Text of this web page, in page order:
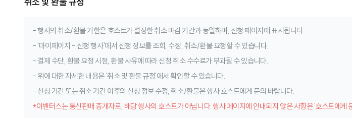
- 행사의 취소/환불 기한은 호스트가 설정한 취소 마감 기간과 동일하며, 신청 페이지에 표시됩니다.
- '마이페이지 - 신청 행사'에서 신청 정보를 조회, 수정, 취소/환불 요청할 수 있습니다.
- 결제 수단, 환불 요청 시점, 환불 사유에 따라 신청 취소 수수료가 부과될 수 있습니다.
- 위에 대한 자세한 내용은 '취소 및 환불 규정'에서 확인할 수 있습니다.
- 신청 기간 또는 취소 기간 이후의 신청 정보 수정, 취소/환불은 행사 호스트에게 문의 바랍니다.
*이벤터스는 통신판매 중개자로, 해당 행사의 호스트가 아닙니다. 행사 페이지에 안내되지 않은 사항은 '호스트에게